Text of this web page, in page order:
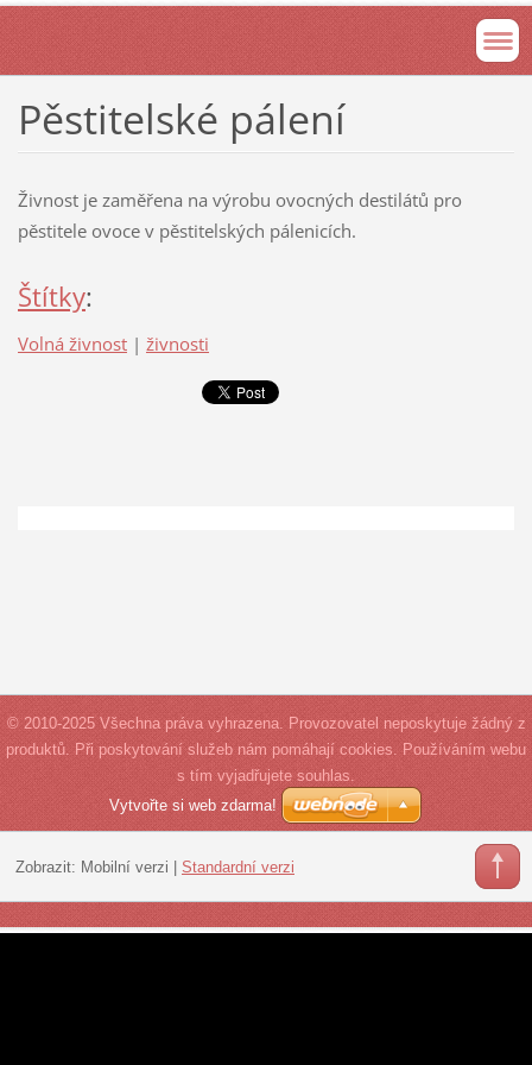
Pěstitelské pálení
Živnost je zaměřena na výrobu ovocných destilátů pro
pěstitele ovoce v pěstitelských pálenicích.
Štítky:
Volná živnost | živnosti
© 2010-2025 Všechna práva vyhrazena. Provozovatel neposkytuje žádný z
produktů. Při poskytování služeb nám pomáhají cookies. Používáním webu
s tím vyjadřujete souhlas.
Vytvořte si web zdarma!
Zobrazit: Mobilní verzi Standardní verzi